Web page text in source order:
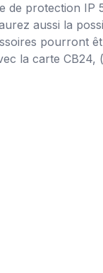
de protection IP
aussi la
pourront
la carte CB24,